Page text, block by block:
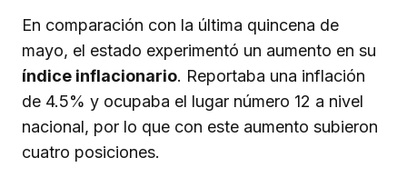
En comparación con la última quincena de
mayo, el estado experimentó un aumento en su
índice inflacionario. Reportaba una inflación
de 4.5% y ocupaba el lugar número 12 a nivel
nacional, por lo que con este aumento subieron
cuatro posiciones.